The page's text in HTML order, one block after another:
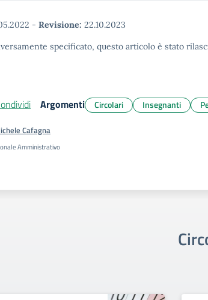
- Revisione: 22.10.2023
specificato, questo articolo è stato
Argomenti Circolari Insegnanti
Cafagna
Amministrativo